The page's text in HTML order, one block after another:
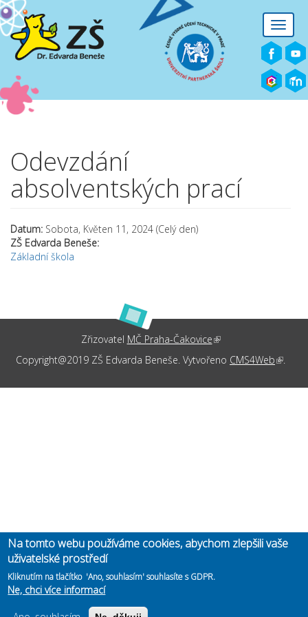
Přejít k hlavnímu obsahu
Toggle
Odevzdání
absolventských prací
Datum: Sobota, Květen 11, 2024 (Celý den)
ZŠ Edvarda Beneše:
Základní škola
Zřizovatel MČ Praha-Čakovice(link is external)
Copyright@2019 ZŠ Edvarda Beneše. Vytvořeno CMS4Web (link is
.
Na tomto webu používáme cookies, abychom zlepšili vaše
uživatelské prostředí
Kliknutím na tlačítko 'Ano, souhlasím' souhlasíte s GDPR.
Ne, chci více informací